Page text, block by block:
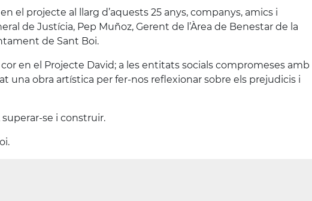
el projecte al llarg d’aquests 25 anys, companys, amics i
de Justícia, Pep Muñoz, Gerent de l’Àrea de Benestar de la
de Sant Boi.
en el Projecte David; a les entitats socials compromeses amb
una obra artística per fer-nos reflexionar sobre els prejudicis i
se i construir.